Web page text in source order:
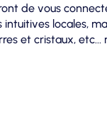
de vous
locales,
et cristaux,